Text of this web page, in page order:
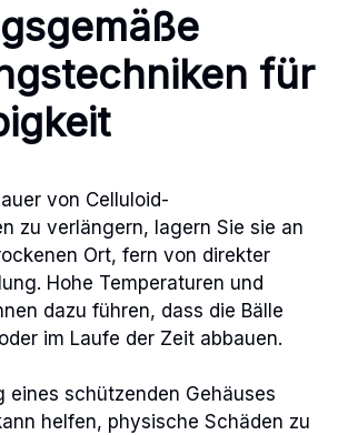
für
von Celluloid-
zu verlängern, lagern Sie sie an
Ort, fern von direkter
Hohe Temperaturen und
dazu führen, dass die Bälle
im Laufe der Zeit abbauen.
eines schützenden Gehäuses
helfen, physische Schäden zu